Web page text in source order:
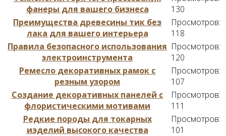
фанеры для вашего бизнеса
130
Преимущества древесины тик без
лака для вашего интерьера
Просмотров:
118
Правила безопасного использования
электроинструмента
Просмотров:
120
Ремесло декоративных рамок с
резным узором
Просмотров:
107
Создание декоративных панелей с
флористическими мотивами
Просмотров:
111
Редкие породы для токарных
изделий высокого качества
Просмотров:
101